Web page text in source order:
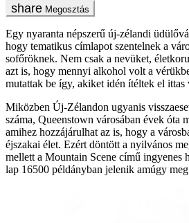
Megosztás
Egy nyaranta népszerű új-zélandi
hogy tematikus címlapot szentelnek a
sofőröknek. Nem csak a nevüket,
azt is, hogy mennyi alkohol volt a
mutattak be így, akiket idén ítéltek el ittas
Miközben Új-Zélandon ugyanis
száma, Queenstown városában évek óta
amihez hozzájárulhat az is, hogy a
éjszakai élet. Ezért döntött a nyilvános
mellett a Mountain Scene című ingyenes
lap 16500 példányban jelenik amúgy